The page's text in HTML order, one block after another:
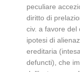
peculiare
diritto di
civ. a favore del
ipotesi di
ereditaria
defuncti), che